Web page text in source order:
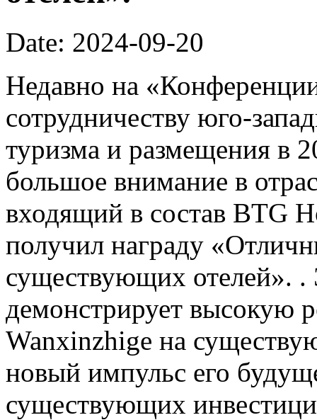
Date: 2024-09-20
Недавно на
сотрудничеству юго-
туризма и размещения в
большое внимание в
входящий в состав BTG
получил награду
существующих отелей». .
демонстрирует высокую
Wanxinzhige на
новый импульс его
существующих